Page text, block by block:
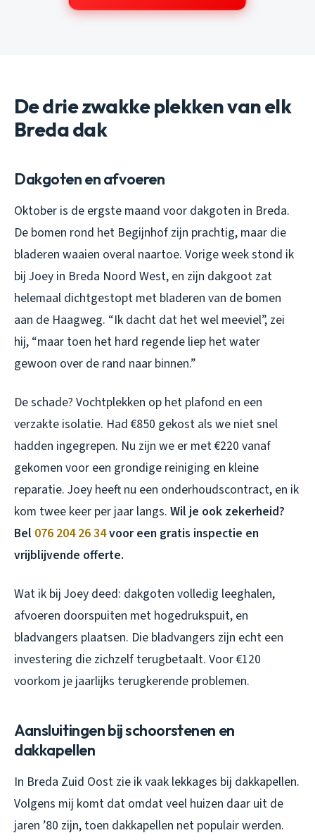
De drie zwakke plekken van elk
Breda dak
Dakgoten en afvoeren
Oktober is de ergste maand voor dakgoten in Breda.
De bomen rond het Begijnhof zijn prachtig, maar die
bladeren waaien overal naartoe. Vorige week stond ik
bij Joey in Breda Noord West, en zijn dakgoot zat
helemaal dichtgestopt met bladeren van de bomen
aan de Haagweg. “Ik dacht dat het wel meeviel”, zei
hij, “maar toen het hard regende liep het water
gewoon over de rand naar binnen.”
De schade? Vochtplekken op het plafond en een
verzakte isolatie. Had €850 gekost als we niet snel
hadden ingegrepen. Nu zijn we er met €220 vanaf
gekomen voor een grondige reiniging en kleine
reparatie. Joey heeft nu een onderhoudscontract, en ik
kom twee keer per jaar langs. Wil je ook zekerheid?
Bel 076 204 26 34voor een gratis inspectie en
vrijblijvende offerte.
Wat ik bij Joey deed: dakgoten volledig leeghalen,
afvoeren doorspuiten met hogedrukspuit, en
bladvangers plaatsen. Die bladvangers zijn echt een
investering die zichzelf terugbetaalt. Voor €120
voorkom je jaarlijks terugkerende problemen.
Aansluitingen bij schoorstenen en
dakkapellen
In Breda Zuid Oost zie ik vaak lekkages bij dakkapellen.
Volgens mij komt dat omdat veel huizen daar uit de
jaren ’80 zijn, toen dakkapellen net populair werden.